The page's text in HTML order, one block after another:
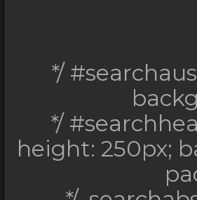
*/
*/
height: 250px;